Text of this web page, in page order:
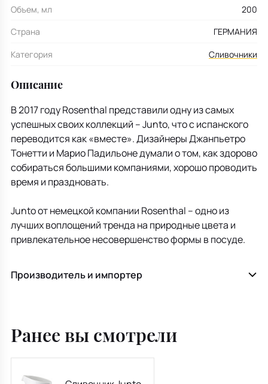
Объем, мл
200
Страна
ГЕРМАНИЯ
Категория
Сливочники
Описание
В 2017 году Rosenthal представили одну из самых
успешных своих коллекций – Junto, что с испанского
переводится как «вместе». Дизайнеры Джанпьетро
Тонетти и Марио Падильоне думали о том, как здорово
собираться большими компаниями, хорошо проводить
время и праздновать.
Junto от немецкой компании Rosenthal – одно из
лучших воплощений тренда на природные цвета и
привлекательное несовершенство формы в посуде.
Производитель и импортер
Ранее вы смотрели